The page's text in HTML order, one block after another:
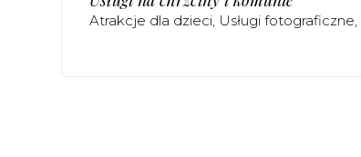
Atrakcje dla dzieci Usługi fotograficzne